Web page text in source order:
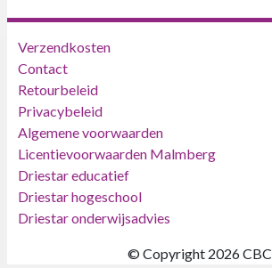
Verzendkosten
Contact
Retourbeleid
Privacybeleid
Algemene voorwaarden
Licentievoorwaarden Malmberg
Driestar educatief
Driestar hogeschool
Driestar onderwijsadvies
© Copyright 2026 CBC